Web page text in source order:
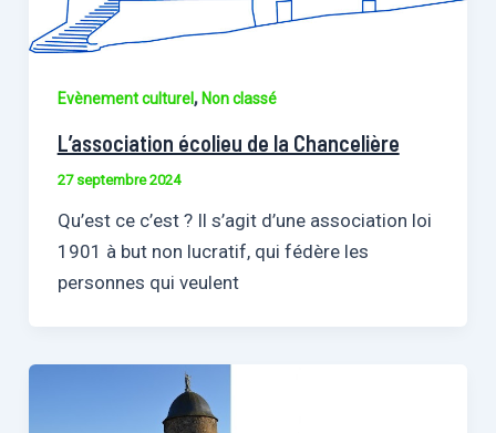
Evènement culturel,Non classé
L’association écolieu de la Chancelière
27 septembre 2024
Qu’est ce c’est ? Il s’agit d’une association loi
1901 à but non lucratif, qui fédère les
personnes qui veulent